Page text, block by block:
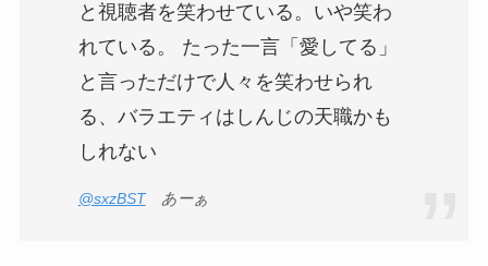
と視聴者を笑わせている。いや笑わ
れている。 たった一言「愛してる」
と言っただけで人々を笑わせられ
る、バラエティはしんじの天職かも
しれない
@sxzBSTあーぁ